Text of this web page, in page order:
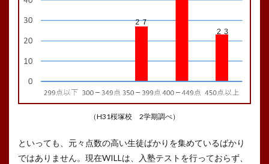
（H31桜塚校 2学期調べ）
といっても、元々点数の高い生徒ばかりを集めているばかり
ではありません。現在WILLは、入塾テストを行っておらず、